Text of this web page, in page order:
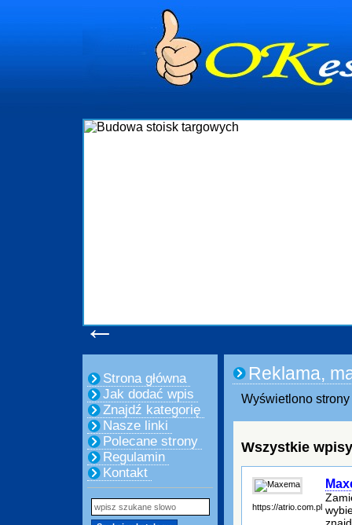
←
Strona główna
Jak dodać wpis
Znajdź kategorię
Nasze linki
Polecane strony
Regulamin
Kontakt
Reklama,
Wyświetlono
Wszystkie
https://atrio.com.pl